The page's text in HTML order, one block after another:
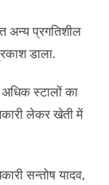
अन्य प्रगतिशील
डाला.
स्टालों का
लेकर खेती में
सन्तोष यादव,